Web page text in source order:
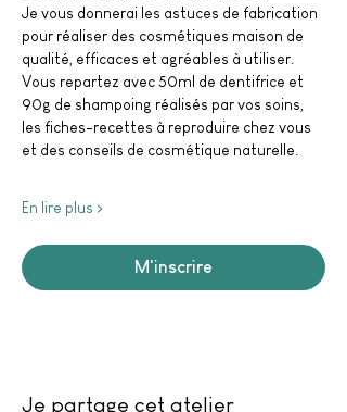
Je vous donnerai les astuces de fabrication
pour réaliser des cosmétiques maison de
qualité, efficaces et agréables à utiliser.
Vous repartez avec 50ml de dentifrice et
90g de shampoing réalisés par vos soins,
les fiches-recettes à reproduire chez vous
et des conseils de cosmétique naturelle.
En lire plus >
M'inscrire
Je partage cet atelier